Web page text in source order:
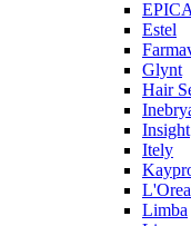
Estel
Glynt
Hair
Insight
Itely
Limba